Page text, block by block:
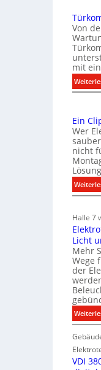
Von
mit
Ein
Wer
nicht
Halle 7
Licht
Mehr
Wege
der
VDI